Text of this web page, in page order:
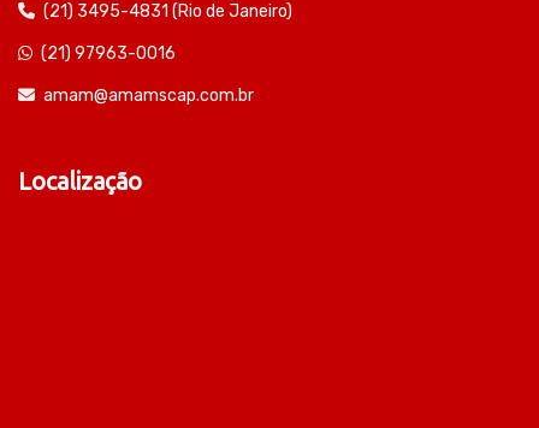
(21) 3495-4831 (Rio de Janeiro)
(21) 97963-0016
amam@amamscap.com.br
Localização